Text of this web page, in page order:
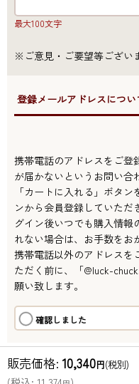
最大100文字
※ご意見・ご要望等ござい
携帯電話のアドレスをご登
が届かないというお問い合
「カートに入れる」ボタ
ンから会員登録していただ
グイン後いつでも購入情報
れない場合は、お手数をお
携帯電話以外のアドレスを
ただく前に、「@luck-
願い致します。
●登録メールアドレスについ
確認しました
販売価格: 10,340円(税別)